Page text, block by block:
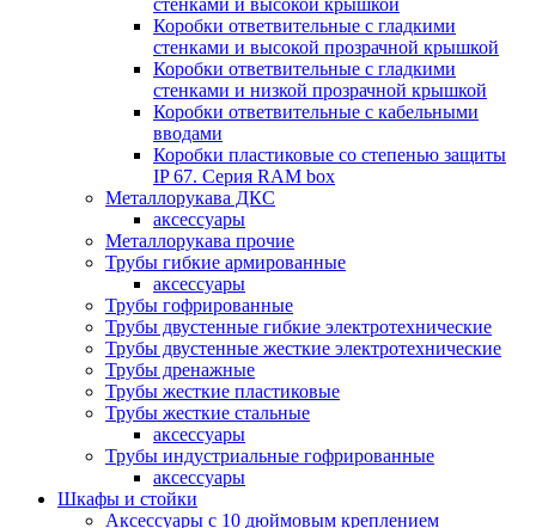
Коробки ответвительные с гладкими
стенками и высокой прозрачной крышкой
Коробки ответвительные с гладкими
стенками и низкой прозрачной крышкой
Коробки ответвительные с кабельными
вводами
Коробки пластиковые со степенью защиты
IP 67. Серия RAM box
Металлорукава ДКС
аксессуары
Металлорукава прочие
Трубы гибкие армированные
аксессуары
Трубы гофрированные
Трубы двустенные гибкие электротехнические
Трубы двустенные жесткие электротехнические
Трубы дренажные
Трубы жесткие пластиковые
Трубы жесткие стальные
аксессуары
Трубы индустриальные гофрированные
аксессуары
Шкафы и стойки
Аксессуары с 10 дюймовым креплением